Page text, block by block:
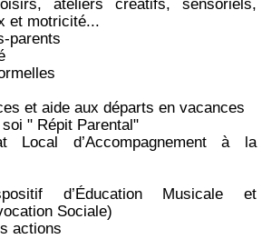
ateliers créatifs, sensoriels,
et motricité...
parents
et aide aux départs en vacances
" Répit Parental"
Local d’Accompagnement à la
d’Éducation Musicale et
Sociale)
actions